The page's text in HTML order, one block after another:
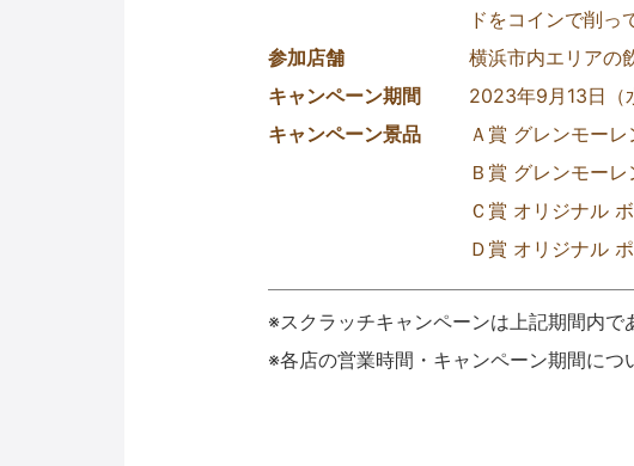
ドをコインで削っ
参加店舗
横浜市内エリアの
キャンペーン期間
2023年9月13日（
キャンペーン景品
Ａ賞 グレンモー
Ｂ賞 グレンモー
Ｃ賞 オリジナル
Ｄ賞 オリジナル
※スクラッチキャンペーンは上記期間内で
※各店の営業時間・キャンペーン期間につ